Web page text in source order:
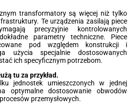
transformatory są więcej niż tylko
Te urządzenia zasilają piece
precyzyjnie kontrolowanych
parametry techniczne. Piece
pod względem konstrukcji i
użycia specjalnie dostosowanych
ich specyficznym potrzebom.
tu za przykład.
jednostek umieszczonych w jednej
optymalne dostosowanie obwodów
przemysłowych.